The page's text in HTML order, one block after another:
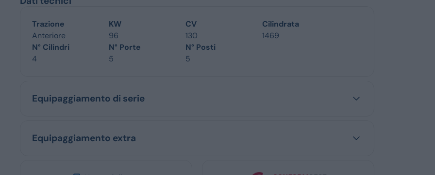
Trazione
Anteriore
KW
96
CV
130
Cilindrata
1469
N° Cilindri
4
N° Porte
5
N° Posti
5
Equipaggiamento di serie
Equipaggiamento extra